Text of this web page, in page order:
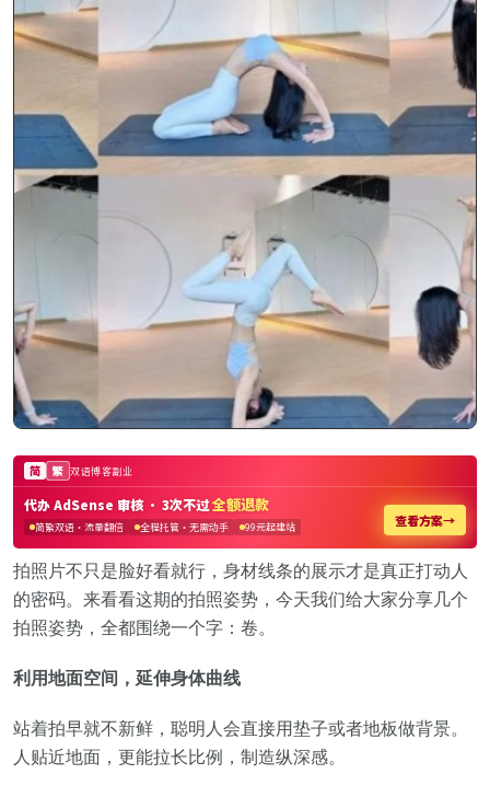
拍照片不只是脸好看就行，身材线条的展示才是真正打动人
的密码。来看看这期的拍照姿势，今天我们给大家分享几个
拍照姿势，全都围绕一个字：卷。
利用地面空间，延伸身体曲线
站着拍早就不新鲜，聪明人会直接用垫子或者地板做背景。
人贴近地面，更能拉长比例，制造纵深感。